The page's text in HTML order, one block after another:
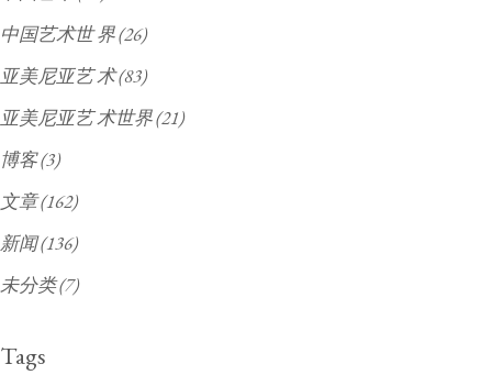
中国艺术世 界(26)
亚美尼亚艺 术(83)
亚美尼亚艺 术世界(21)
博客(3)
文章(162)
新闻(136)
未分类(7)
Tags